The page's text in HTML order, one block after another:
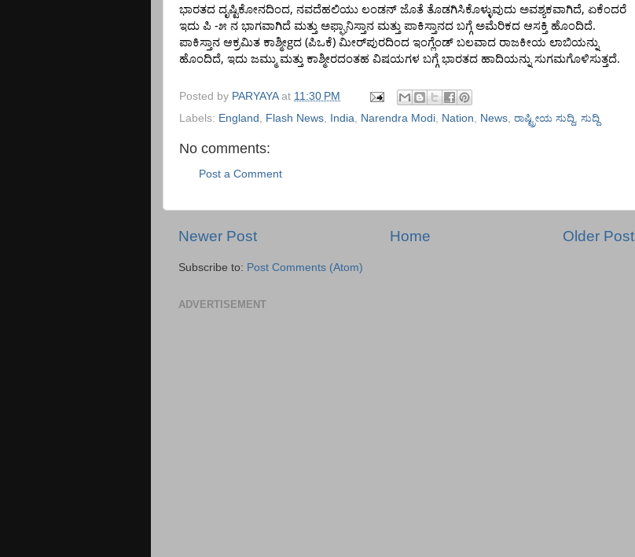
ಭಾರತದ ದೃಷ್ಟಿಕೋನದಿಂದ, ನವದೆಹಲಿಯು ಲಂಡನ್ ಜೊತೆ ತೊಡಗಿಸಿಕೊಳ್ಳುವುದು ಅವಶ್ಯಕವಾಗಿದೆ, ಏಕೆಂದರೆ
ಇದು ಪಿ -೫ ನ ಭಾಗವಾಗಿದೆ ಮತ್ತು ಅಫ್ಘಾನಿಸ್ತಾನ ಮತ್ತು ಪಾಕಿಸ್ತಾನದ ಬಗ್ಗೆ ಅಮೆರಿಕದ ಆಸಕ್ತಿ ಹೊಂದಿದೆ.
ಪಾಕಿಸ್ತಾನ ಆಕ್ರಮಿತ ಕಾಶ್ಮೀgದ (ಪಿಒಕೆ) ಮೀರ್‌ಪುರದಿಂದ ಇಂಗ್ಲೆಂಡ್ ಬಲವಾದ ರಾಜಕೀಯ ಲಾಬಿಯನ್ನು
ಹೊಂದಿದೆ, ಇದು ಜಮ್ಮು ಮತ್ತು ಕಾಶ್ಮೀರದಂತಹ ವಿಷಯಗಳ ಬಗ್ಗೆ ಭಾರತದ ಹಾದಿಯನ್ನು ಸುಗಮಗೊಳಿಸುತ್ತದೆ.
Posted by PARYAYA at 11:30 PM
Labels: England Flash News India Narendra Modi Nation News ರಾಷ್ಟ್ರೀಯ ಸುದ್ದಿ ಸುದ್ದಿ
No comments:
Post a Comment
Newer Post Older Post
Home
Subscribe to: Post Comments (Atom)
ADVERTISEMENT